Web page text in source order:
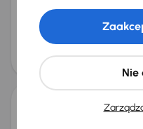
od 476 zł
Najniższa cena z 30 dni
obniżką
82 000 zł
Renault Arkana E-
Nie